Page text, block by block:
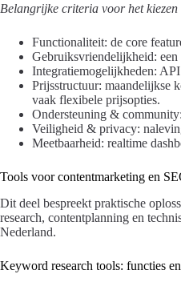
Belangrijke criteria voor het kiezen
Functionaliteit: de core
Gebruiksvriendelijkheid:
Integratiemogelijkheden:
Prijsstructuur: maandelijkse
vaak flexibele prijsopties.
Ondersteuning &
Veiligheid & privacy:
Meetbaarheid: realtime
Tools voor contentmarketing en
Dit deel bespreekt praktische
research, contentplanning en
Nederland.
Keyword research tools: functies